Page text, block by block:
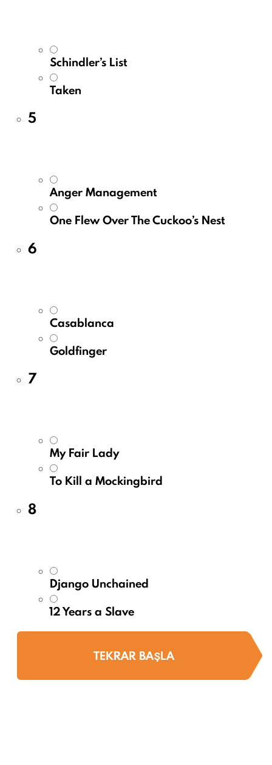
Schindler’s List
Taken
5
Anger Management
One Flew Over The Cuckoo’s Nest
6
Casablanca
Goldfinger
7
My Fair Lady
To Kill a Mockingbird
8
Django Unchained
12 Years a Slave
TEKRAR BAŞLA